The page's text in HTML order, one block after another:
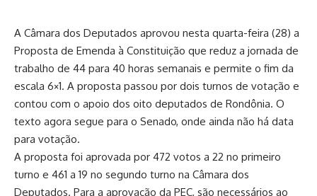
A Câmara dos Deputados aprovou nesta quarta-feira (28) a
Proposta de Emenda à Constituição que reduz a jornada de
trabalho de 44 para 40 horas semanais e permite o fim da
escala 6×1. A proposta passou por dois turnos de votação e
contou com o apoio dos oito deputados de Rondônia. O
texto agora segue para o Senado, onde ainda não há data
para votação.
A proposta foi aprovada por 472 votos a 22 no primeiro
turno e 461 a 19 no segundo turno na Câmara dos
Deputados. Para a aprovação da PEC, são necessários ao